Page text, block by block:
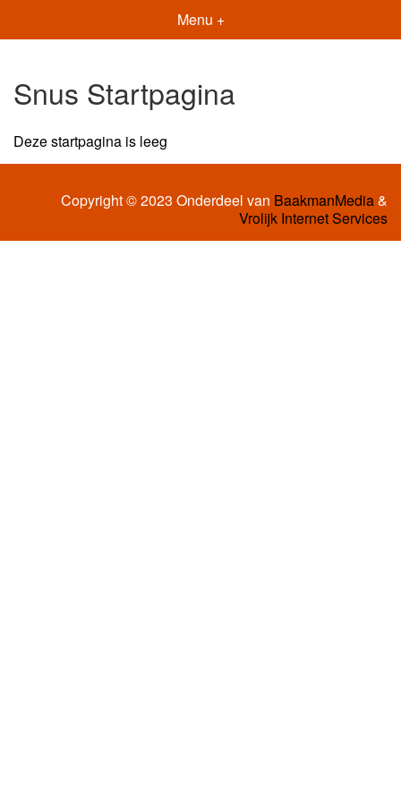
Menu +
Snus Startpagina
Deze startpagina is leeg
Copyright © 2023 Onderdeel van BaakmanMedia&
Vrolijk Internet Services